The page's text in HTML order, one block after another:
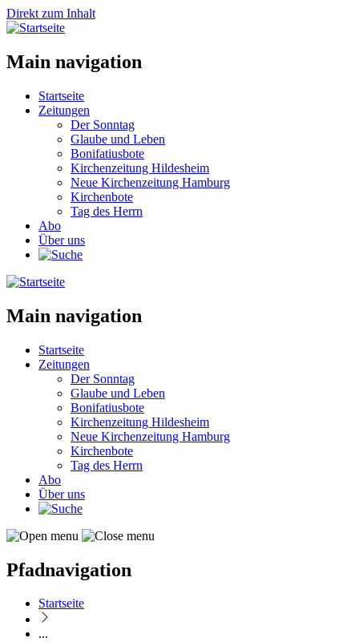
Direkt zum Inhalt
Main navigation
Startseite
Zeitungen
Der Sonntag
Glaube und Leben
Bonifatiusbote
Kirchenzeitung Hildesheim
Neue Kirchenzeitung Hamburg
Kirchenbote
Tag des Herrn
Abo
Über uns
Main navigation
Startseite
Zeitungen
Der Sonntag
Glaube und Leben
Bonifatiusbote
Kirchenzeitung Hildesheim
Neue Kirchenzeitung Hamburg
Kirchenbote
Tag des Herrn
Abo
Über uns
Pfadnavigation
Startseite
...